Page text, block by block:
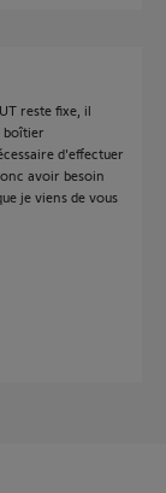
reste fixe, il
boîtier
d'effectuer
avoir besoin
je viens de vous